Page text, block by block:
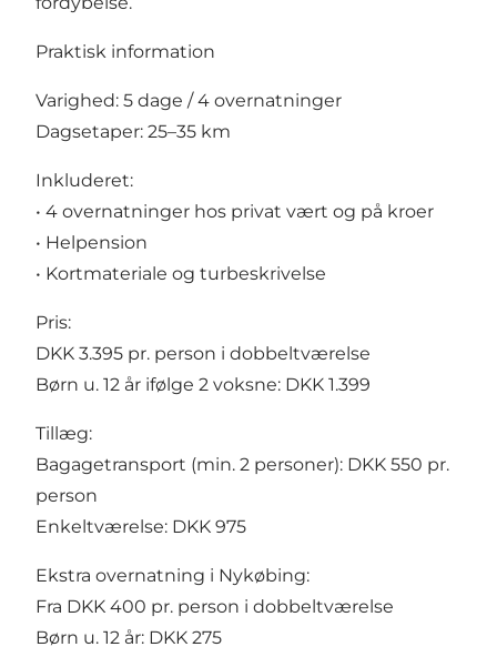
Praktisk information
Varighed: 5 dage / 4 overnatninger
Dagsetaper: 25–35 km
Inkluderet:
• 4 overnatninger hos privat vært og på kroer
• Helpension
• Kortmateriale og turbeskrivelse
Pris:
DKK 3.395 pr. person i dobbeltværelse
Børn u. 12 år ifølge 2 voksne: DKK 1.399
Tillæg:
Bagagetransport (min. 2 personer): DKK 550 pr.
person
Enkeltværelse: DKK 975
Ekstra overnatning i Nykøbing:
Fra DKK 400 pr. person i dobbeltværelse
Børn u. 12 år: DKK 275